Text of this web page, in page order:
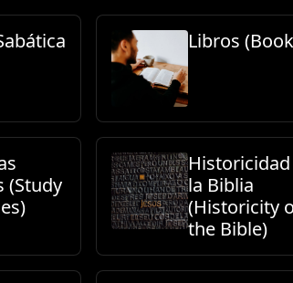
Libros
(Study
la Biblia
(Historicity
the Bible)